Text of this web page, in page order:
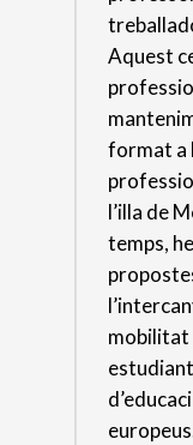
Aquest
format a
l’illa de
temps,
mobilitat